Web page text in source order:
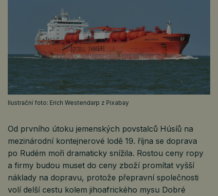
Ilustrační foto: Erich Westendarp z Pixabay
Od prvního útoku jemenských povstalců Húsíů na
mezinárodní kontejnerové lodě 19. října se doprava
po Rudém moři dramaticky snížila. Rostou ceny ropy
a firmy budou muset do ceny zboží promítat vyšší
náklady na dopravu, protože přepravní společnosti
volí delší cestu kolem jihoafrického mysu Dobré